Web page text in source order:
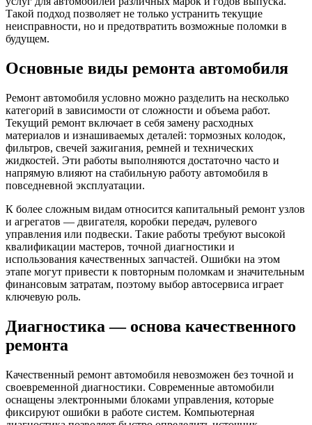
Такой подход позволяет не только устранить текущие
неисправности, но и предотвратить возможные поломки в
будущем.
Основные виды ремонта автомобиля
Ремонт автомобиля условно можно разделить на несколько
категорий в зависимости от сложности и объема работ.
Текущий ремонт включает в себя замену расходных
материалов и изнашиваемых деталей: тормозных колодок,
фильтров, свечей зажигания, ремней и технических
жидкостей. Эти работы выполняются достаточно часто и
напрямую влияют на стабильную работу автомобиля в
повседневной эксплуатации.
К более сложным видам относится капитальный ремонт узлов
и агрегатов — двигателя, коробки передач, рулевого
управления или подвески. Такие работы требуют высокой
квалификации мастеров, точной диагностики и
использования качественных запчастей. Ошибки на этом
этапе могут привести к повторным поломкам и значительным
финансовым затратам, поэтому выбор автосервиса играет
ключевую роль.
Диагностика — основа качественного
ремонта
Качественный ремонт автомобиля невозможен без точной и
своевременной диагностики. Современные автомобили
оснащены электронными блоками управления, которые
фиксируют ошибки в работе систем. Компьютерная